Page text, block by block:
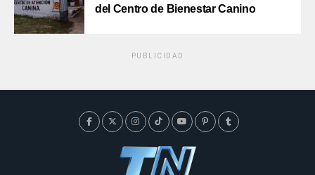
del Centro de Bienestar Canino
PUBLICIDAD